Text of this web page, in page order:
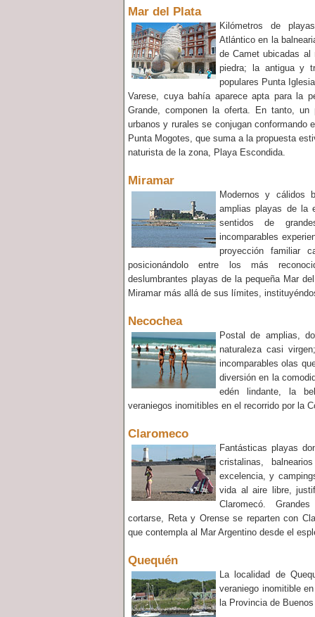
Mar del Plata
Kilómetros de
Atlántico en la
de Camet ubicadas al
piedra; la antigua y
populares Punta
Varese, cuya bahía aparece apta para la
Grande, componen la oferta. En tanto,
urbanos y rurales se conjugan conformando
Punta Mogotes, que suma a la propuesta
naturista de la zona, Playa Escondida.
Miramar
Modernos y cálidos
amplias playas de la
sentidos de
incomparables
proyección familiar
posicionándolo entre los más
deslumbrantes playas de la pequeña Mar
Miramar más allá de sus límites,
Necochea
Postal de amplias,
naturaleza casi
incomparables olas
diversión en la
edén lindante, la
veraniegos inomitibles en el recorrido por la
Claromeco
Fantásticas playas
cristalinas,
excelencia, y
vida al aire libre,
Claromecó.
cortarse, Reta y Orense se reparten con
que contempla al Mar Argentino desde el
Quequén
La localidad de
veraniego inomitible
la Provincia de